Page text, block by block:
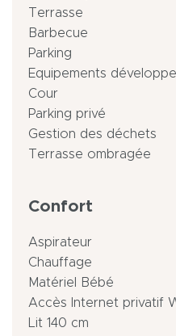
Terrasse
Barbecue
Parking
Equipements
Cour
Parking privé
Gestion des déchets
Terrasse ombragée
Confort
Aspirateur
Chauffage
Matériel Bébé
Accès Internet privatif
Lit 140 cm